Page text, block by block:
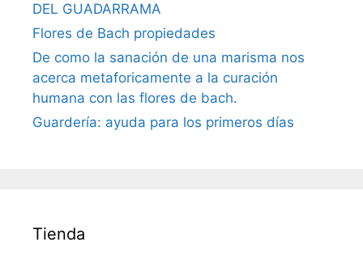
DEL GUADARRAMA
Flores de Bach propiedades
De como la sanación de una marisma nos
acerca metaforicamente a la curación
humana con las flores de bach.
Guardería: ayuda para los primeros días
Tienda